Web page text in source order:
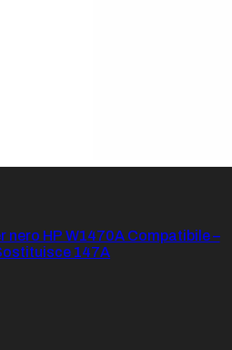
nero HP W1470A Compatibile –
147A